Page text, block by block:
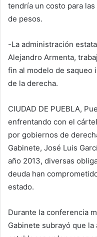
tendría un costo para
de pesos.
-La administración
Alejandro Armenta,
fin al modelo de saqueo
de la derecha.
CIUDAD DE PUEBLA,
enfrentando con el
por gobiernos de
Gabinete, José Luis
año 2013, diversas
deuda han
estado.
Durante la conferencia
Gabinete subrayó que